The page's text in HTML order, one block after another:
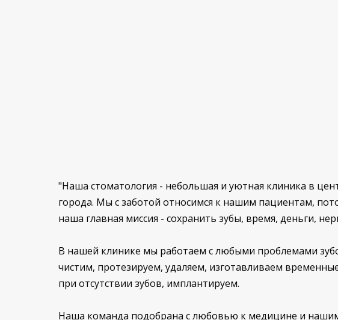
"Наша стоматология - небольшая и уютная клиника в
города. Мы с заботой относимся к нашим пациентам,
наша главная миссия - сохранить зубы, время, деньги,
В нашей клинике мы работаем с любыми проблемами
чистим, протезируем, удаляем, изготавливаем
при отсутствии зубов, имплантируем.
Наша команда подобрана с любовью к медицине и